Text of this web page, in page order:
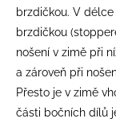
brzdičkou. V
brzdičkou
nošení v zimě při
a zároveň při
Přesto je v zimě
části bočních dílů